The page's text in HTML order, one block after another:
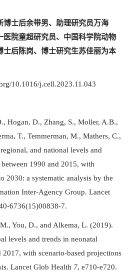
博士后余带男、助理研究员万海
医院童超研究员、中国科学院动物
士后陈岗、博士研究生苏佳丽为本
10.1016/j.cell.2023.11.043
Hogan, D., Zhang, S., Moller, A.B.,
T., Temmerman, M., Mathers, C.,
and national levels and
1990 and 2015, with
2030: a systematic analysis by the
Inter-Agency Group. Lancet
6736(15)00838-7.
You, D., and Alkema, L. (2019).
levels and trends in neonatal
with scenario-based projections
Lancet Glob Health 7, e710-e720.